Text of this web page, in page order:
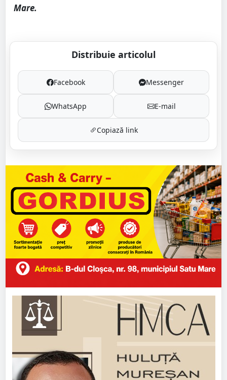
Mare.
Distribuie articolul
Facebook Messenger
WhatsApp E-mail
Copiază link